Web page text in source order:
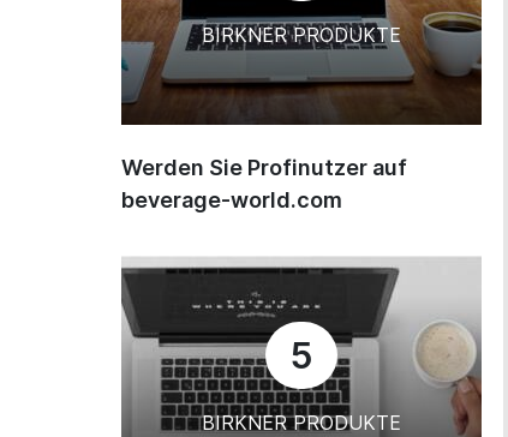
BIRKNER PRODUKTE
Werden Sie Profinutzer auf
beverage-world.com
5
BIRKNER PRODUKTE